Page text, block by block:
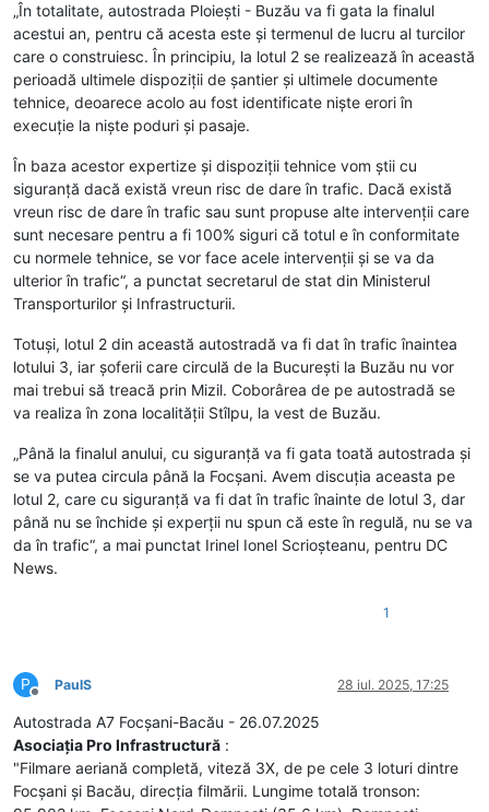
„În totalitate, autostrada Ploiești - Buzău va fi gata la finalul
acestui an, pentru că acesta este și termenul de lucru al turcilor
care o construiesc. În principiu, la lotul 2 se realizează în această
perioadă ultimele dispoziții de șantier și ultimele documente
tehnice, deoarece acolo au fost identificate niște erori în
execuție la niște poduri și pasaje.
În baza acestor expertize și dispoziții tehnice vom știi cu
siguranță dacă există vreun risc de dare în trafic. Dacă există
vreun risc de dare în trafic sau sunt propuse alte intervenții care
sunt necesare pentru a fi 100% siguri că totul e în conformitate
cu normele tehnice, se vor face acele intervenții și se va da
ulterior în trafic“, a punctat secretarul de stat din Ministerul
Transporturilor și Infrastructurii.
Totuși, lotul 2 din această autostradă va fi dat în trafic înaintea
lotului 3, iar șoferii care circulă de la București la Buzău nu vor
mai trebui să treacă prin Mizil. Coborârea de pe autostradă se
va realiza în zona localității Stîlpu, la vest de Buzău.
„Până la finalul anului, cu siguranță va fi gata toată autostrada și
se va putea circula până la Focșani. Avem discuția aceasta pe
lotul 2, care cu siguranță va fi dat în trafic înainte de lotul 3, dar
până nu se închide și experții nu spun că este în regulă, nu se va
da în trafic“, a mai punctat Irinel Ionel Scrioșteanu, pentru DC
News.
1
P
Deconectat
PaulS 28 iul. 2025, 17:25
Autostrada A7 Focșani-Bacău - 26.07.2025
Asociația Pro Infrastructură :
"Filmare aeriană completă, viteză 3X, de pe cele 3 loturi dintre
Focșani și Bacău, direcția filmării. Lungime totală tronson: